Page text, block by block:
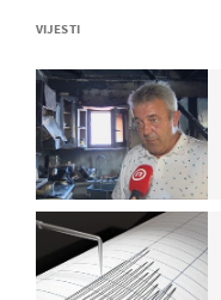
VIJESTI